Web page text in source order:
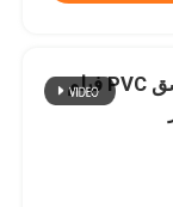
1000mm خشبي لاصق PVC فيلم